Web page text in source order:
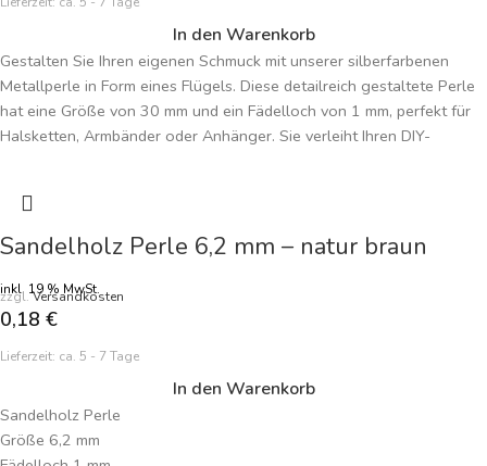
In den Warenkorb
Gestalten Sie Ihren eigenen Schmuck mit unserer silberfarbenen
Metallperle in Form eines Flügels. Diese detailreich gestaltete Perle
hat eine Größe von 30 mm und ein Fädelloch von 1 mm, perfekt für
Halsketten, Armbänder oder Anhänger. Sie verleiht Ihren DIY-
Sandelholz Perle 6,2 mm – natur braun
inkl. 19 % MwSt.
zzgl.Versandkosten
0,18 €
Lieferzeit: ca. 5 - 7 Tage
In den Warenkorb
Sandelholz Perle
Größe 6,2 mm